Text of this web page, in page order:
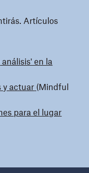
Artículos
análisis' en la
y actuar (Mindful
para el lugar